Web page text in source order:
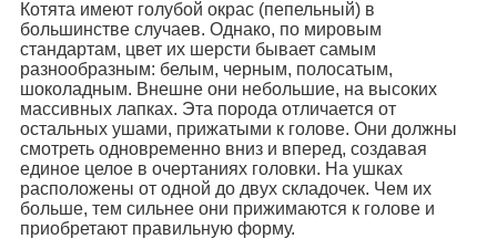
Котята имеют голубой окрас (пепельный) в
большинстве случаев. Однако, по мировым
стандартам, цвет их шерсти бывает самым
разнообразным: белым, черным, полосатым,
шоколадным. Внешне они небольшие, на высоких
массивных лапках. Эта порода отличается от
остальных ушами, прижатыми к голове. Они должны
смотреть одновременно вниз и вперед, создавая
единое целое в очертаниях головки. На ушках
расположены от одной до двух складочек. Чем их
больше, тем сильнее они прижимаются к голове и
приобретают правильную форму.